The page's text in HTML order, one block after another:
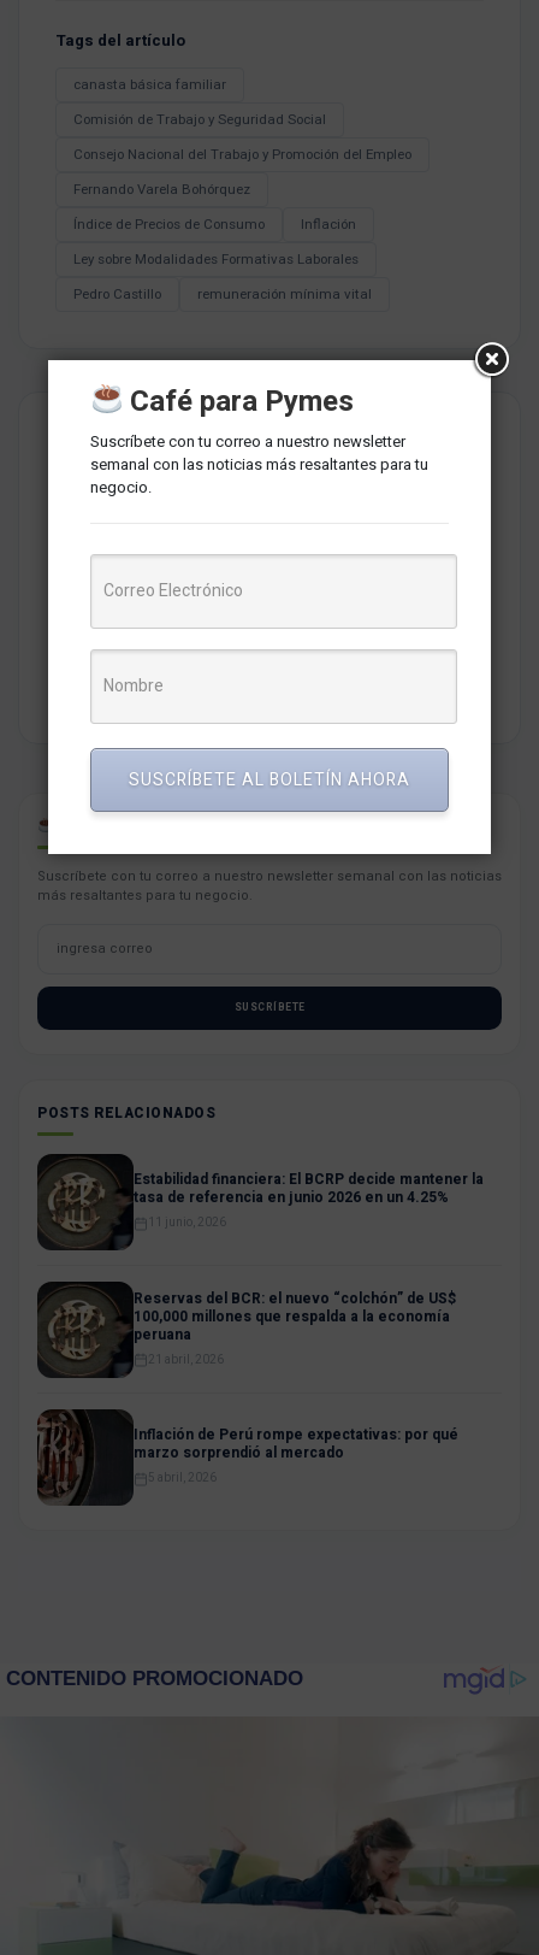
Tags del artículo
canasta básica familiar
Comisión de Trabajo y Seguridad Social
Consejo Nacional del Trabajo y Promoción del Empleo
Fernando Varela Bohórquez
Índice de Precios de Consumo
Inflación
Ley sobre Modalidades Formativas Laborales
Pedro Castillo
remuneración mínima vital
Redaccion MarketNews
Somos un medio de comunicación peruano cuyo objetivo es
marketing, comunicaciones, liderazgo, tecnología y negocios
para PYMES esperando contribuir a su crecimiento.
Suscríbete con tu correo a nuestro newsletter semanal con las noticias
más resaltantes para tu negocio.
SUSCRÍBETE
POSTS RELACIONADOS
Estabilidad financiera: El BCRP decide mantener la
tasa de referencia en junio 2026 en un 4.25%
11 junio, 2026
Reservas del BCR: el nuevo “colchón” de US$
100,000 millones que respalda a la economía
peruana
21 abril, 2026
Inflación de Perú rompe expectativas: por qué
marzo sorprendió al mercado
5 abril, 2026
Café para Pymes
Suscríbete con tu correo a nuestro newsletter
semanal con las noticias más resaltantes para tu
negocio.
SUSCRÍBETE AL BOLETÍN AHORA